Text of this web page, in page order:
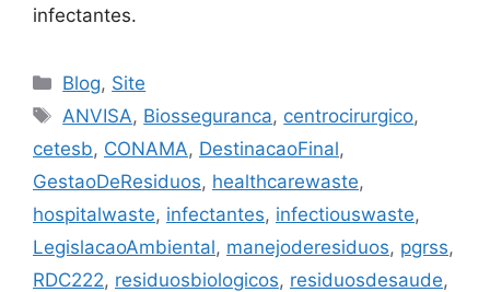
infectantes.
Blog, Site
ANVISA, Biosseguranca, centrocirurgico,
cetesb, CONAMA, DestinacaoFinal,
GestaoDeResiduos, healthcarewaste,
hospitalwaste, infectantes, infectiouswaste,
LegislacaoAmbiental, manejoderesiduos, pgrss,
RDC222, residuosbiologicos, residuosdesaude,